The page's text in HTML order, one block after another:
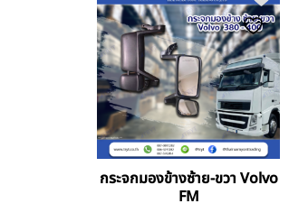
กระจกมองข้างซ้าย-ขวา Volvo
FM